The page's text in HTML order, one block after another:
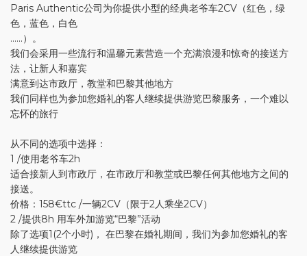
Paris Authentic公司为你提供小型的经典老爷车2CV（红色，绿
色，蓝色，白色
......）。
我们会采用一些流行和温馨元素营造一个充满浪漫和惊奇的接送方
法，让新人和嘉宾
满意到达市政厅，教堂和巴黎其他地方
我们同样也为参加您婚礼的客人继续提供游览巴黎服务，一个难以
忘怀的旅行
从不同的选项中选择：
1 /使用老爷车2h
适合接新人到市政厅，在市政厅和教堂或巴黎任何其他地方之间的
接送。
价格：158€ttc /一辆2CV（限于2人乘坐2CV）
2 /提供8h 用车外加游览“巴黎”活动
除了选项1(2个小时)， 在巴黎在婚礼期间，我们为参加您婚礼的客
人继续提供游览